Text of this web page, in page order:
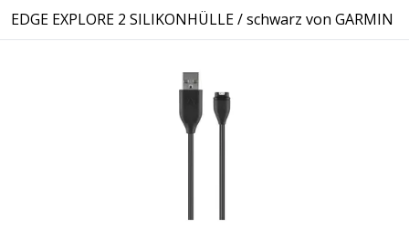
EDGE EXPLORE 2 SILIKONHÜLLE / schwarz von GARMIN